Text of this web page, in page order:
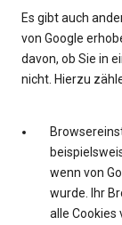
Es gibt auch
von Google
davon, ob Sie in
nicht. Hierzu
wenn von
wurde. Ihr
alle Cookies